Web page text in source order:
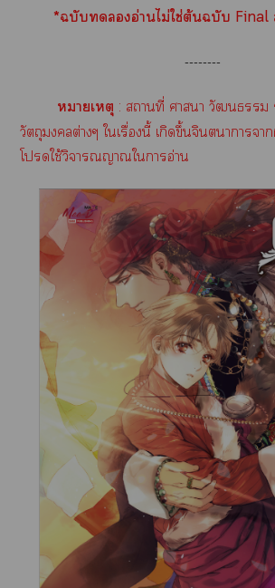
*ฉบับอ่านไม่ใช่ต้นฉบับ
--------
หมายเหตุ : สถานที่ าา วัฒนธรรม
วัตถุต่างๆ ใเรื่องนี้ เกิดขึ้นจินตนาการา
โใช้วิจารณญาณใาอ่าน